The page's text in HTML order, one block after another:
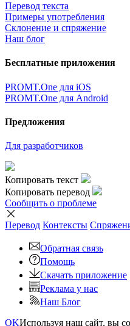
Перевод текста
Примеры употребления
Склонение и спряжение
Наш блог
Бесплатные приложения
PROMT.One для iOS
PROMT.One для Android
Предложения
Для разработчиков
Копировать текст
Копировать перевод
Сообщить о проблеме
Перевод Контексты
Обратная связь
Помощь
Скачать приложение
Реклама у нас
Наш Блог
OKИспользуя наш сайт, вы